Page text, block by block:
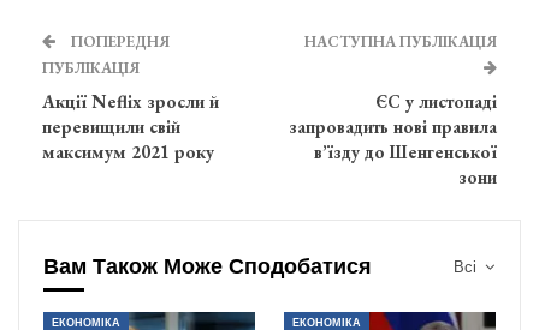
ПОПЕРЕДНЯ
ПУБЛІКАЦІЯ
Акції Neflix зросли й
перевищили свій
максимум 2021 року
НАСТУПНА ПУБЛІКАЦІЯ
ЄС у листопаді
запровадить нові правила
в’їзду до Шенгенської
зони
Всі
Вам Також Може Сподобатися
ЕКОНОМІКА ЕКОНОМІКА